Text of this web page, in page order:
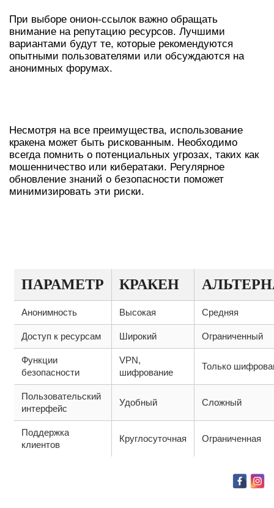
При выборе онион-ссылок важно обращать
внимание на репутацию ресурсов. Лучшими
вариантами будут те, которые рекомендуются
опытными пользователями или обсуждаются на
анонимных форумах.
Несмотря на все преимущества, использование
кракена может быть рискованным. Необходимо
всегда помнить о потенциальных угрозах, таких как
мошенничество или кибератаки. Регулярное
обновление знаний о безопасности поможет
минимизировать эти риски.
ПАРАМЕТР КРАКЕН
Анонимность Высокая Средняя
Доступ к ресурсам Широкий Ограниченный
Функции
безопасности
VPN,
шифрование
Только
Пользовательский
интерфейс
Удобный Сложный
Поддержка
клиентов
Круглосуточная Ограниченная